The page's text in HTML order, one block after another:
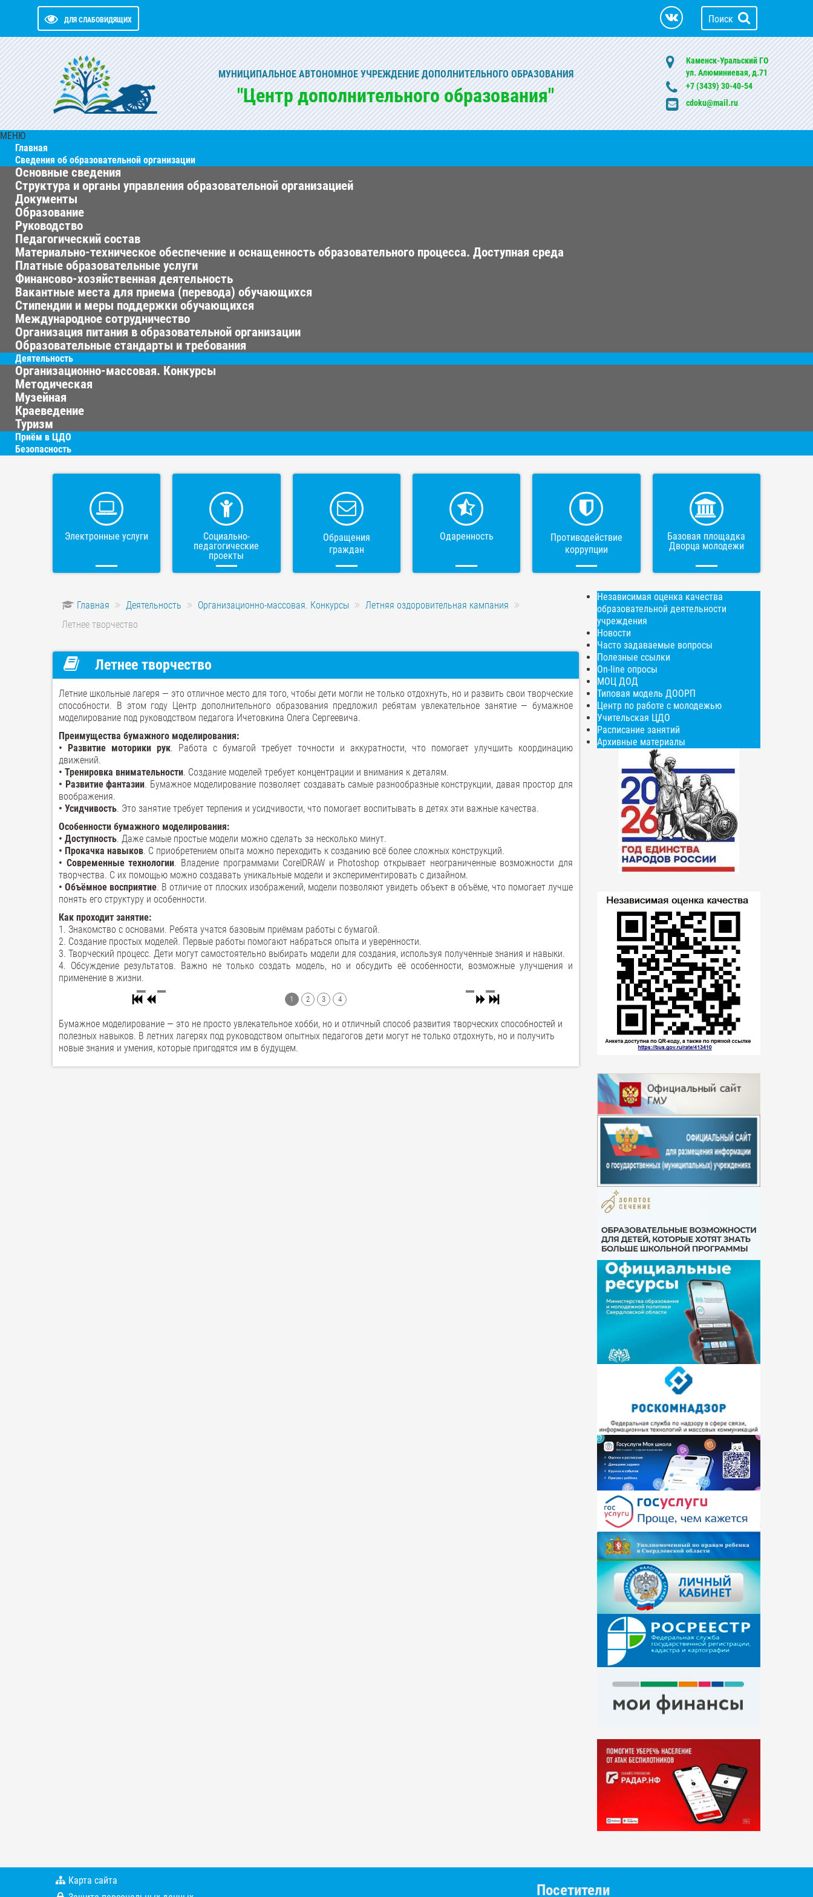
ДЛЯ СЛАБОВИДЯЩИХ Поиск
МУНИЦИПАЛЬНОЕ АВТОНОМНОЕ УЧРЕЖДЕНИЕ ДОПОЛНИТЕЛЬНОГО ОБРАЗОВАНИЯ
"Центр дополнительного образования"
Каменск-Уральский ГО
ул. Алюминиевая, д.71
+7 (3439) 30-40-54
cdoku@mail.ru
МЕНЮ
Главная
Сведения об образовательной организации
Основные сведения
Структура и органы управления образовательной организацией
Документы
Образование
Руководство
Педагогический состав
Материально-техническое обеспечение и оснащенность образовательного процесса. Доступная среда
Платные образовательные услуги
Финансово-хозяйственная деятельность
Вакантные места для приема (перевода) обучающихся
Стипендии и меры поддержки обучающихся
Международное сотрудничество
Организация питания в образовательной организации
Образовательные стандарты и требования
Деятельность
Организационно-массовая. Конкурсы
Методическая
Музейная
Краеведение
Туризм
Приём в ЦДО
Безопасность
Электронные услуги
Социально-
педагогические
проекты
Обращения
граждан
Одаренность
Противодействие
коррупции
Базовая площадка
Дворца молодежи
Главная Деятельность Организационно-массовая. Конкурсы
Летняя оздоровительная кампания
Летнее творчество
Летнее творчество
Летние школьные лагеря — это отличное место для того, чтобы дети могли не только отдохнуть, но и развить свои творческие
способности. В этом году Центр дополнительного образования предложил ребятам увлекательное занятие — бумажное
моделирование под руководством педагога Ичетовкина Олега Сергеевича.
Преимущества бумажного моделирования:
• Развитие моторики рук. Работа с бумагой требует точности и аккуратности, что помогает улучшить координацию
движений.
• Тренировка внимательности. Создание моделей требует концентрации и внимания к деталям.
• Развитие фантазии. Бумажное моделирование позволяет создавать самые разнообразные конструкции, давая простор для
воображения.
• Усидчивость. Это занятие требует терпения и усидчивости, что помогает воспитывать в детях эти важные качества.
Особенности бумажного моделирования:
• Доступность. Даже самые простые модели можно сделать за несколько минут.
• Прокачка навыков. С приобретением опыта можно переходить к созданию всё более сложных конструкций.
• Современные технологии. Владение программами CorelDRAW и Photoshop открывает неограниченные возможности для
творчества. С их помощью можно создавать уникальные модели и экспериментировать с дизайном.
• Объёмное восприятие. В отличие от плоских изображений, модели позволяют увидеть объект в объёме, что помогает лучше
понять его структуру и особенности.
Как проходит занятие:
1. Знакомство с основами. Ребята учатся базовым приёмам работы с бумагой.
2. Создание простых моделей. Первые работы помогают набраться опыта и уверенности.
3. Творческий процесс. Дети могут самостоятельно выбирать модели для создания, используя полученные знания и навыки.
4. Обсуждение результатов. Важно не только создать модель, но и обсудить её особенности, возможные улучшения и
применение в жизни.
1 2 3 4
Бумажное моделирование — это не просто увлекательное хобби, но и отличный способ развития творческих способностей и
полезных навыков. В летних лагерях под руководством опытных педагогов дети могут не только отдохнуть, но и получить
новые знания и умения, которые пригодятся им в будущем.
Независимая оценка качества
образовательной деятельности
учреждения
Новости
Часто задаваемые вопросы
Полезные ссылки
On-line опросы
МОЦ ДОД
Типовая модель ДООРП
Центр по работе с молодежью
Учительская ЦДО
Расписание занятий
Архивные материалы
Карта сайта
Посетители